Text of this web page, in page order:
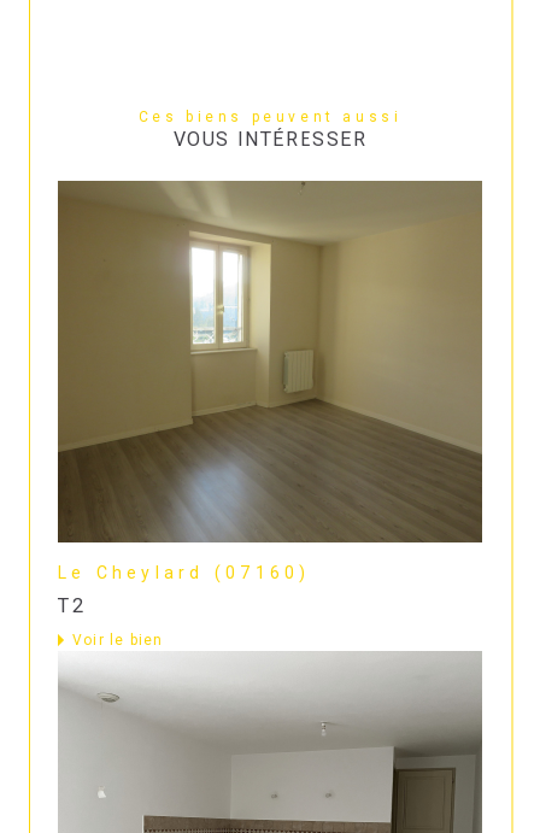
Ces biens peuvent aussi
VOUS INTÉRESSER
Le Cheylard (07160)
T2
Voir le bien